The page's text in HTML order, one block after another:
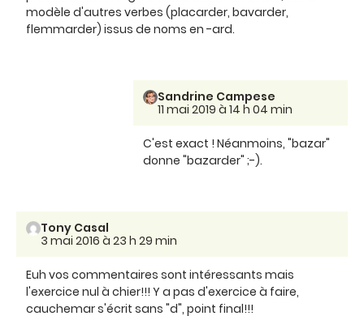
modèle d'autres verbes (placarder, bavarder,
flemmarder) issus de noms en -ard.
Sandrine Campese
11 mai 2019 à 14 h 04 min
C'est exact ! Néanmoins, "bazar"
donne "bazarder" ;-).
Tony Casal
3 mai 2016 à 23 h 29 min
Euh vos commentaires sont intéressants mais
l'exercice nul à chier!!! Y a pas d'exercice à faire,
cauchemar s'écrit sans "d", point final!!!